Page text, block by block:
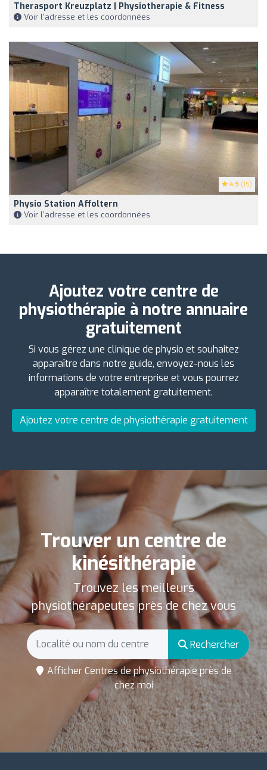
Therasport Kreuzplatz | Physiotherapie & Fitness
Voir l'adresse et les coordonnées
4.9 (15)
Physio Station Affoltern
Voir l'adresse et les coordonnées
Ajoutez votre centre de
physiothérapie à notre annuaire
gratuitement
Si vous gérez une clinique de physio et souhaitez
apparaître dans notre guide, envoyez-nous les
informations de votre entreprise et vous pourrez
apparaître totalement gratuitement.
Ajoutez votre centre de physiothérapie gratuitement
Trouver un centre de
kinésithérapie
Trouvez les meilleurs
physiothérapeutes près de chez vous
Rechercher
Afficher Centres de physiothérapie près de
chez moi